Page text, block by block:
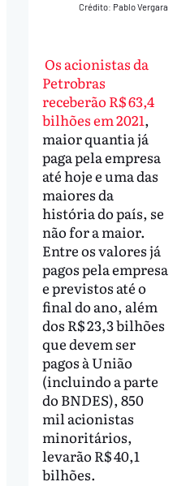
Crédito: Pablo Vergara
Os acionistas da
Petrobras
receberão R$ 63,4
bilhões em 2021,
maior quantia já
paga pela empresa
até hoje e uma das
maiores da
história do país, se
não for a maior.
Entre os valores já
pagos pela empresa
e previstos até o
final do ano, além
dos R$ 23,3 bilhões
que devem ser
pagos à União
(incluindo a parte
do BNDES), 850
mil acionistas
minoritários,
levarão R$ 40,1
bilhões.